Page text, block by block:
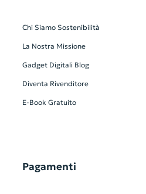
Chi Siamo Sostenibilità
La Nostra Missione
Gadget Digitali Blog
Diventa Rivenditore
E-Book Gratuito
Pagamenti